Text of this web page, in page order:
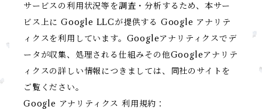
サービスの利用状況等を調査・分析するため、本サー
ビス上に Google LLCが提供する Google アナリテ
ィクスを利用しています。Googleアナリティクスでデ
ータが収集、処理される仕組みその他Googleアナリテ
ィクスの詳しい情報につきましては、同社のサイトを
ご覧ください。
Google アナリティクス 利用規約：